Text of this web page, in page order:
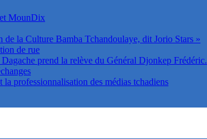
MounDix
la Culture Bamba Tchandoulaye, dit Jorio Stars »
de rue
prend la relève du Général Djonkep Frédéric.
professionnalisation des médias tchadiens